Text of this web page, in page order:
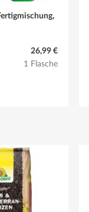
26,99 €
1 Flasche